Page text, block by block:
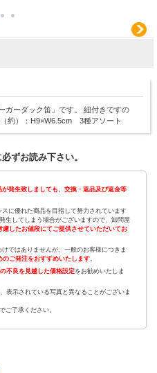
ガーダック笛」です。 紐付きですの
約）：H9×W6.5cm 3種アソート
ずお読み下さい。
が発生致しましても、交換・返品及び返金等
に優れた商品を目指して努力されています
生してしまう場合がございますので、卸問屋
慮したお値段にてご提供させていただいてお
ではありませんが、一般のお客様につきま
のご発注をおすすめいたします。
不良を見越した価格設定をお勧めいたしま
表示されている写真と異なることがございま
ご了承ください。